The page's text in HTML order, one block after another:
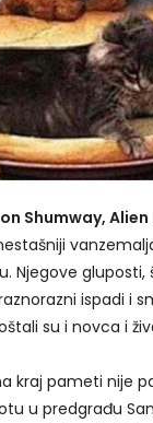
Shumway, Alien
Njegove gluposti,
ispadi i
su i novca i
kraj pameti nije
u predgrađu